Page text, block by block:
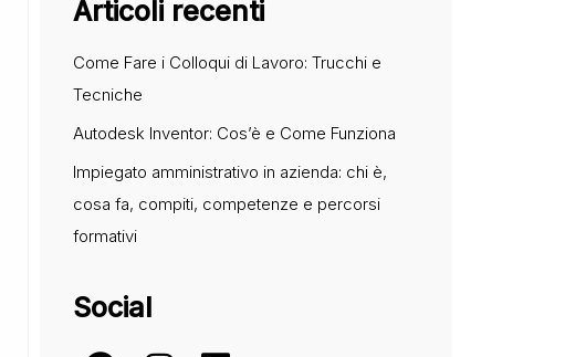
Articoli recenti
Come Fare i Colloqui di Lavoro: Trucchi e
Tecniche
Autodesk Inventor: Cos’è e Come Funziona
Impiegato amministrativo in azienda: chi è,
cosa fa, compiti, competenze e percorsi
formativi
Social